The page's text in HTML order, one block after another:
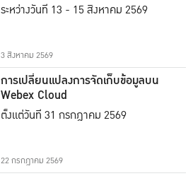
ระหว่างวันที่ 13 - 15 สิงหาคม 2569
3 สิงหาคม 2569
การเปลี่ยนแปลงการจัดเก็บข้อมูลบน
Webex Cloud
ตั้งแต่วันที่ 31 กรกฎาคม 2569
22 กรกฎาคม 2569